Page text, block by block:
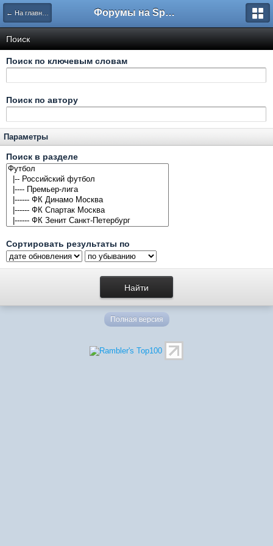
← На главную Форумы на Sportbox.ru
Поиск
Поиск по ключевым словам
Поиск по автору
Параметры
Поиск в разделе
Сортировать результаты по
Полная версия